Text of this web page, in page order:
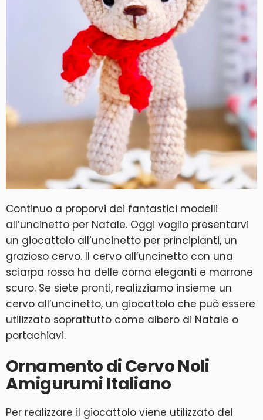
Continuo a proporvi dei fantastici modelli
all’uncinetto per Natale. Oggi voglio presentarvi
un giocattolo all’uncinetto per principianti, un
grazioso cervo. Il cervo all’uncinetto con una
sciarpa rossa ha delle corna eleganti e marrone
scuro. Se siete pronti, realizziamo insieme un
cervo all’uncinetto, un giocattolo che può essere
utilizzato soprattutto come albero di Natale o
portachiavi.
Ornamento di Cervo Noli
Amigurumi Italiano
Per realizzare il giocattolo viene utilizzato del